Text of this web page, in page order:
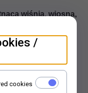
wiśnia, wiosna,
określany jako
zarówno dla
cechy to
na obłych
widoczne, duże,
/
cookies